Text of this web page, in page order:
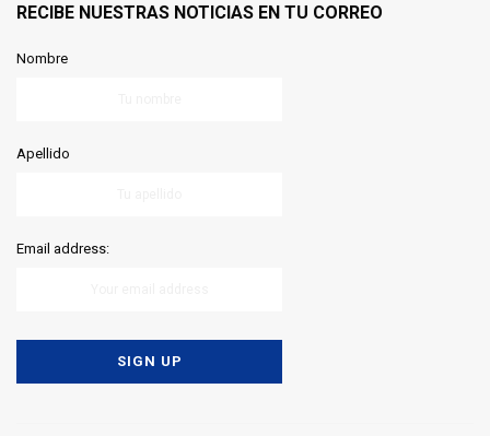
RECIBE NUESTRAS NOTICIAS EN TU CORREO
Nombre
Apellido
Email address: